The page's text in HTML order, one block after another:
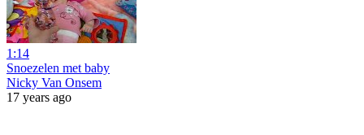
1:14
Snoezelen met baby
Nicky Van Onsem
17 years ago